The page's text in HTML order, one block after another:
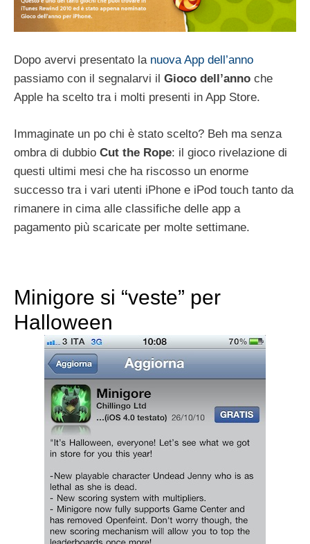
Dopo avervi presentato lanuova App dell’anno
passiamo con il segnalarvi il Gioco dell’anno che
Apple ha scelto tra i molti presenti in App Store.
Immaginate un po chi è stato scelto? Beh ma senza
ombra di dubbio Cut the Rope: il gioco rivelazione di
questi ultimi mesi che ha riscosso un enorme
successo tra i vari utenti iPhone e iPod touch tanto da
rimanere in cima alle classifiche delle app a
pagamento più scaricate per molte settimane.
Minigore si “veste” per
Halloween